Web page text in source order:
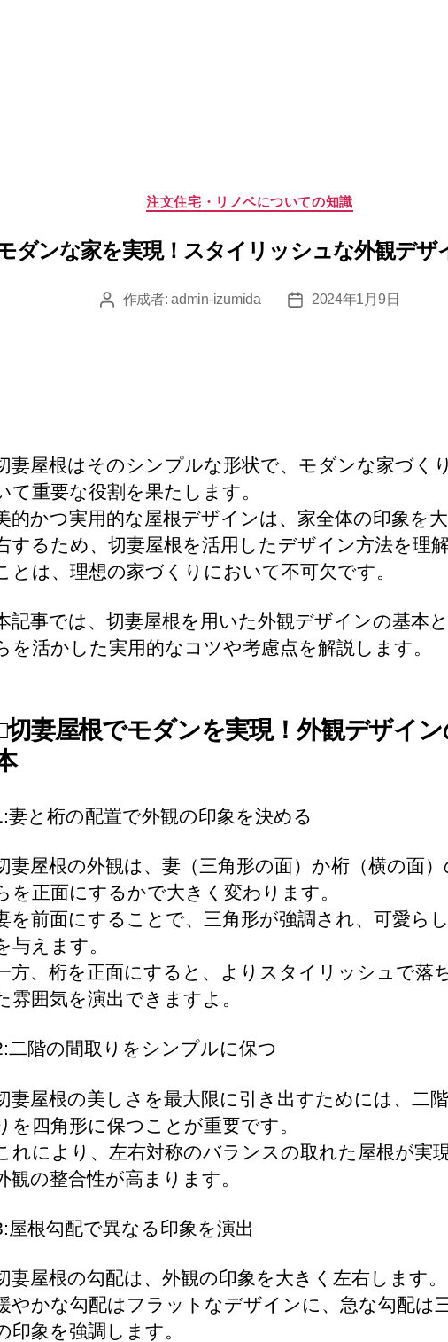
カ
テ
リ
注文住宅・リノベについての知識
ダンな家を実現！スタイリッシュな外観デザ
投 作成者:admin-izumida
投
2024年1月9日
妻屋根はそのシンプルな形状で、モダンな家づく
て重要な役割を果たします。
的かつ実用的な屋根デザインは、家全体の印象を
するため、切妻屋根を活用したデザイン方法を理
とは、理想の家づくりにおいて不可欠です。
記事では、切妻屋根を用いた外観デザインの基本
を活かした実用的なコツや考慮点を解説します。
切妻屋根でモダンを実現！外観デザイ
妻と桁の配置で外観の印象を決める
妻屋根の外観は、妻（三角形の面）か桁（横の面）
を正面にするかで大きく変わります。
を前面にすることで、三角形が強調され、可愛ら
与えます。
方、桁を正面にすると、よりスタイリッシュで落
雰囲気を演出できますよ。
二階の間取りをシンプルに保つ
妻屋根の美しさを最大限に引き出すためには、二
を四角形に保つことが重要です。
れにより、左右対称のバランスの取れた屋根が実現
観の整合性が高まります。
屋根勾配で異なる印象を演出
妻屋根の勾配は、外観の印象を大きく左右します。
やかな勾配はフラットなデザインに、急な勾配は
印象を強調します。